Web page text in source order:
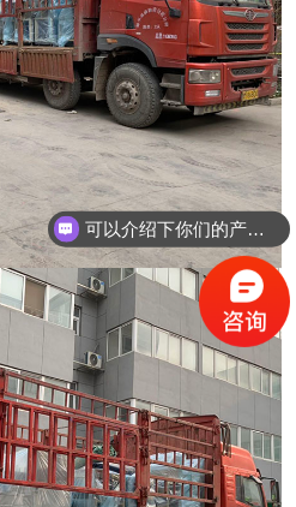
可以介绍下你们的产品么？